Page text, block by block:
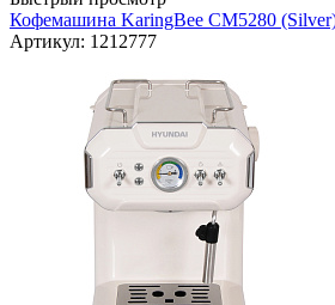
Кофемашина KaringBee CM5280
Артикул: 1212777